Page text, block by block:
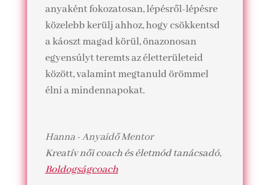
anyaként fokozatosan, lépésről-lépésre
közelebb kerülj ahhoz, hogy csökkentsd
a káoszt magad körül, önazonosan
egyensúlyt teremts az életterületeid
között, valamint megtanuld örömmel
élni a mindennapokat.
Hanna - Anyaidő Mentor
Kreatív női coach és életmód tanácsadó,
Boldogságcoach